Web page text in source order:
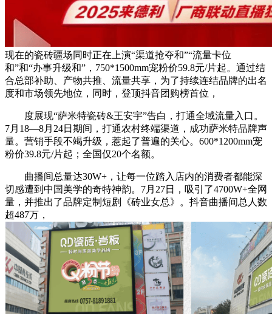
现在的瓷砖疆场同时正在上演“渠道抢夺和”“流量卡位
和”和“办事升级和”，750*1500mm宠粉价59.8元/片起。通过结
合总部补助、产物共推、流量共享，为了持续连结品牌的出名
度和市场领先地位，同时，登顶抖音团购榜首位，
度展现“萨米特瓷砖&王安宇”告白，打通全域流量入口。
7月18—8月24日期间，打通农村终端渠道，成功萨米特品牌声
量。营销手段不竭升级，惹起了普遍的关心。600*1200mm宠
粉价39.8元/片起；全国仅20个名额。
曲播间总量达30W+，让每一位踏入店内的消费者都能深
切感遭到中国美学的奇特神韵。7月27日，吸引了4700W+全网
量，并推出了品牌定制短剧《砖业女总》。抖音曲播间总人数
超487万，